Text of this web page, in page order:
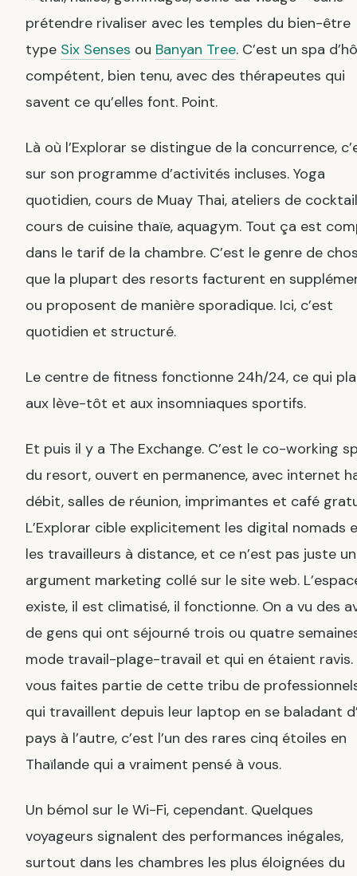
prétendre rivaliser avec les temples du bien-être
type Six Senses ou Banyan Tree. C’est un spa
compétent, bien tenu, avec des thérapeutes qui
savent ce qu’elles font. Point.
Là où l’Explorar se distingue de la concurrence,
sur son programme d’activités incluses. Yoga
quotidien, cours de Muay Thai, ateliers de
cours de cuisine thaïe, aquagym. Tout ça est
dans le tarif de la chambre. C’est le genre de
que la plupart des resorts facturent en
ou proposent de manière sporadique. Ici, c’est
quotidien et structuré.
Le centre de fitness fonctionne 24h/24, ce qui
aux lève-tôt et aux insomniaques sportifs.
Et puis il y a The Exchange. C’est le co-working
du resort, ouvert en permanence, avec internet
débit, salles de réunion, imprimantes et café
L’Explorar cible explicitement les digital nomads
les travailleurs à distance, et ce n’est pas juste un
argument marketing collé sur le site web.
existe, il est climatisé, il fonctionne. On a vu des
de gens qui ont séjourné trois ou quatre
mode travail-plage-travail et qui en étaient ravis.
vous faites partie de cette tribu de
qui travaillent depuis leur laptop en se baladant
pays à l’autre, c’est l’un des rares cinq étoiles en
Thaïlande qui a vraiment pensé à vous.
Un bémol sur le Wi-Fi, cependant. Quelques
voyageurs signalent des performances inégales,
surtout dans les chambres les plus éloignées du